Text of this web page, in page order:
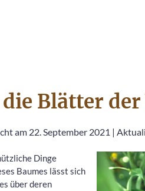
Blätter der
am 22. September 2021 |
Dinge
Baumes lässt sich
über deren